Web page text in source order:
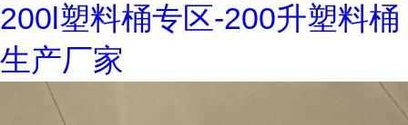
200l塑料桶专区-200升塑料桶
生产厂家